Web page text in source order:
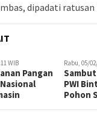
dipadati
WIB
Pangan
Rabu, 05/
PWI
Pohon